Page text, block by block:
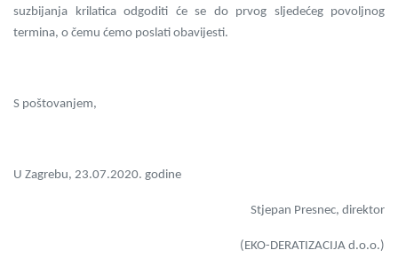
suzbijanja krilatica odgoditi će se do prvog sljedećeg povoljnog
termina, o čemu ćemo poslati obavijesti.
S poštovanjem,
U Zagrebu, 23.07.2020. godine
Stjepan Presnec, direktor
(EKO-DERATIZACIJA d.o.o.)